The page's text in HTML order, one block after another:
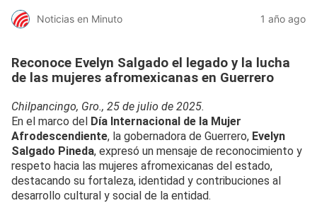
Noticias en Minuto 1 año ago
Reconoce Evelyn Salgado el legado y la lucha
de las mujeres afromexicanas en Guerrero
Chilpancingo, Gro., 25 de julio de 2025.
En el marco del Día Internacional de la Mujer
Afrodescendiente, la gobernadora de Guerrero, Evelyn
Salgado Pineda, expresó un mensaje de reconocimiento y
respeto hacia las mujeres afromexicanas del estado,
destacando su fortaleza, identidad y contribuciones al
desarrollo cultural y social de la entidad.